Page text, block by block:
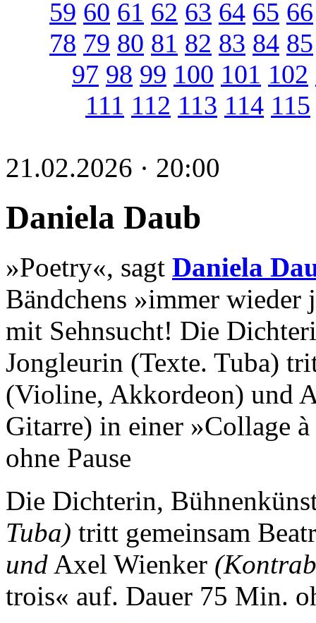
59 60 61 62 63 64 65 66
78 79 80 81 82 83 84 85
97 98 99 100 101 102
111 112 113 114 115
21.02.2026 · 20:00
Daniela Daub
»Poetry«, sagt Daniela
Bändchens »immer wieder
mit Sehnsucht! Die
Jongleurin (Texte. Tuba)
(Violine, Akkordeon) und
Gitarre) in einer »Collage
ohne Pause
Die Dichterin,
Tuba) tritt gemeinsam
und Axel Wienker
trois« auf. Dauer 75 Min.